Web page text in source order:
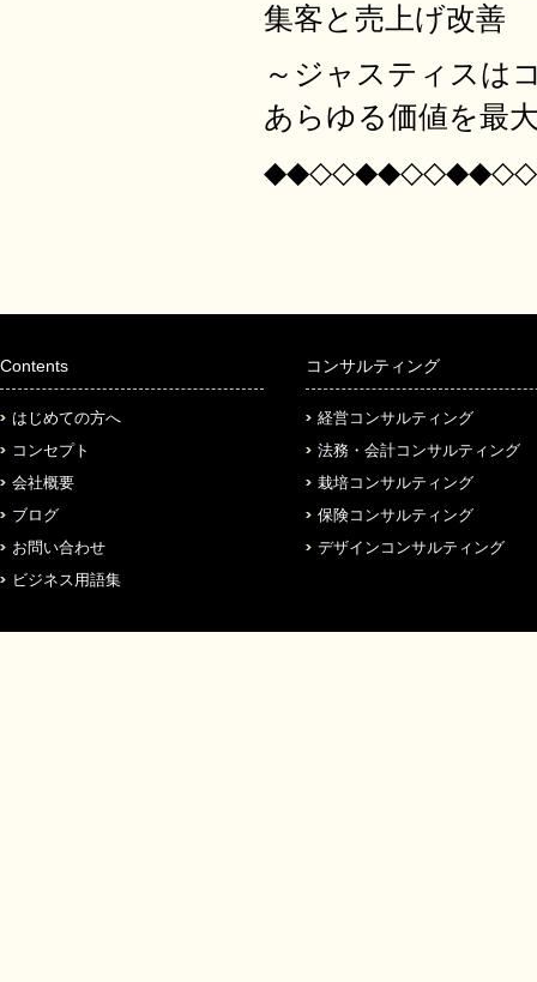
集客と売上げ改善
～ジャスティスは
あらゆる価値を最
Contents
はじめての方へ
コンセプト
会社概要
ブログ
お問い合わせ
ビジネス用語集
コンサルティング
経営コンサルティング
法務・会計コンサルティング
栽培コンサルティング
保険コンサルティング
デザインコンサルティング